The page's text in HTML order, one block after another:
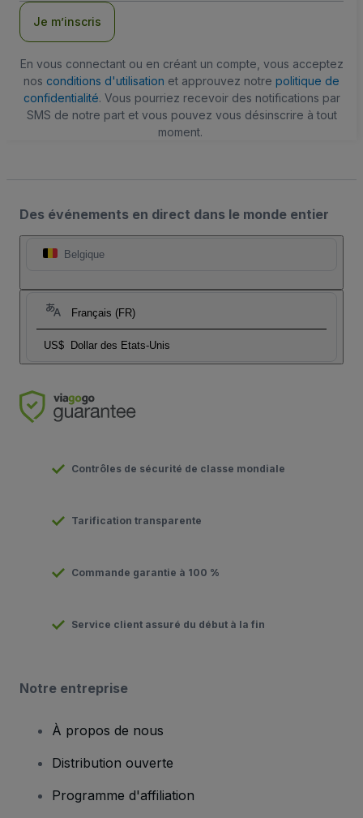
Je m’inscris
En vous connectant ou en créant un compte, vous acceptez
nos conditions d'utilisation et approuvez notre politique de
confidentialité. Vous pourriez recevoir des notifications par
SMS de notre part et vous pouvez vous désinscrire à tout
moment.
Des événements en direct dans le monde entier
Belgique
Français (FR)
US$ Dollar des Etats-Unis
Contrôles de sécurité de classe mondiale
Tarification transparente
Commande garantie à 100 %
Service client assuré du début à la fin
Notre entreprise
À propos de nous
Distribution ouverte
Programme d'affiliation